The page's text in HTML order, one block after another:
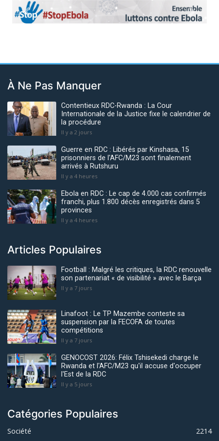
Previous Next
À Ne Pas Manquer
Contentieux RDC-Rwanda : La Cour
Internationale de la Justice fixe le calendrier de
la procédure
Il y a 2 jours
Guerre en RDC : Libérés par Kinshasa, 15
prisonniers de l'AFC/M23 sont finalement
arrivés à Rutshuru
Il y a 4 heures
Ebola en RDC : Le cap de 4.000 cas confirmés
franchi, plus 1.800 décès enregistrés dans 5
provinces
Il y a 4 heures
Articles Populaires
Football : Malgré les critiques, la RDC renouvelle
son partenariat « de visibilité » avec le Barça
Il y a 7 jours
Linafoot : Le TP Mazembe conteste sa
suspension par la FECOFA de toutes
compétitions
Il y a 7 jours
GENOCOST 2026: Félix Tshisekedi charge le
Rwanda et l'AFC/M23 qu'il accuse d'occuper
l'Est de la RDC
Il y a 5 jours
Catégories Populaires
Société
2214